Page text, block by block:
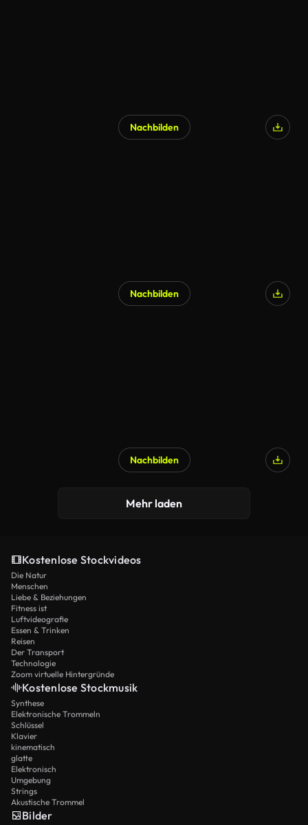
Nachbilden
Nachbilden
Nachbilden
Mehr laden
Kostenlose Stockvideos
Die Natur
Menschen
Liebe & Beziehungen
Fitness ist
Luftvideografie
Essen & Trinken
Reisen
Der Transport
Technologie
Zoom virtuelle Hintergründe
Kostenlose Stockmusik
Synthese
Elektronische Trommeln
Schlüssel
Klavier
kinematisch
glatte
Elektronisch
Umgebung
Strings
Akustische Trommel
Bilder